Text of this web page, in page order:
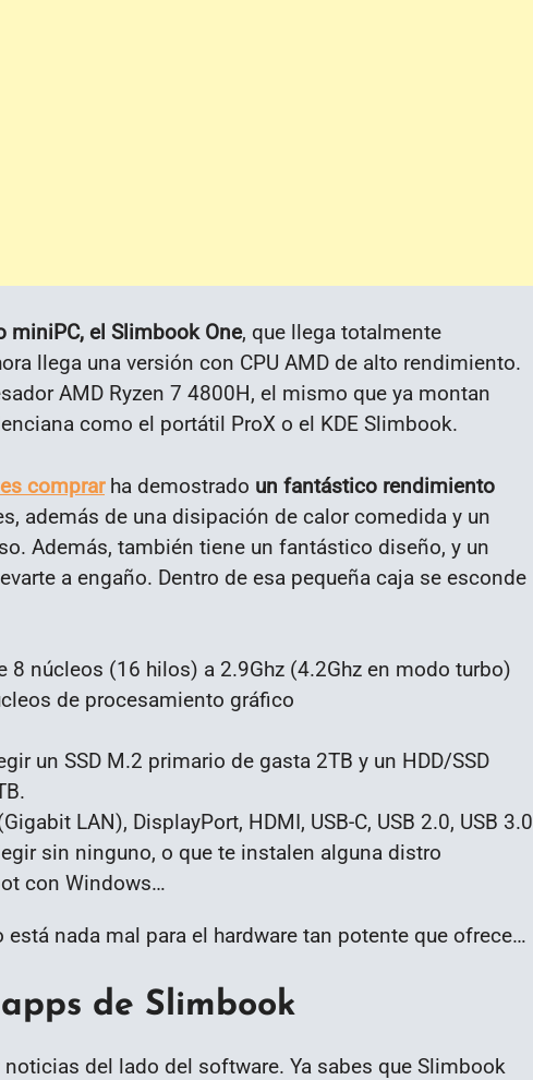
miniPC, el Slimbook One, que llega totalmente
llega una versión con CPU AMD de alto rendimiento.
AMD Ryzen 7 4800H, el mismo que ya montan
como el portátil ProX o el KDE Slimbook.
comprarha demostrado un fantástico rendimiento
además de una disipación de calor comedida y un
Además, también tiene un fantástico diseño, y un
a engaño. Dentro de esa pequeña caja se esconde
8 núcleos (16 hilos) a 2.9Ghz (4.2Ghz en modo turbo)
de procesamiento gráfico
un SSD M.2 primario de gasta 2TB y un HDD/SSD
LAN), DisplayPort, HDMI, USB-C, USB 2.0, USB 3.0
sin ninguno, o que te instalen alguna distro
con Windows…
está nada mal para el hardware tan potente que ofrece…
de Slimbook
del lado del software. Ya sabes que Slimbook